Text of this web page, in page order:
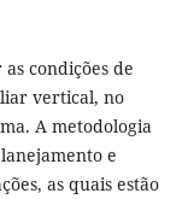
condições de
vertical, no
A metodologia
e
as quais estão